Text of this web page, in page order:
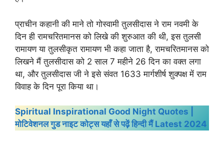
प्राचीन कहानी की माने तो गोस्वामी तुलसीदास ने राम नवमी के
दिन ही रामचरितमानस को लिखे की शुरुआत की थी, इस तुलसी
रामायण या तुलसीकृत रामायण भी कहा जाता है, रामचरितमानस को
लिखने मैं तुलसीदास को 2 साल 7 महीने 26 दिन का वक्त लगा
था, और तुलसीदास जी ने इसे संवत 1633 मार्गशीर्ष शुक्पक्ष में राम
विवाह के दिन पूरा किया था।
Spiritual Inspirational Good Night Quotes |
मोटिवेशनल गुड नाइट कोट्स यहाँ से पढ़ें हिन्दी मैं Latest 2024